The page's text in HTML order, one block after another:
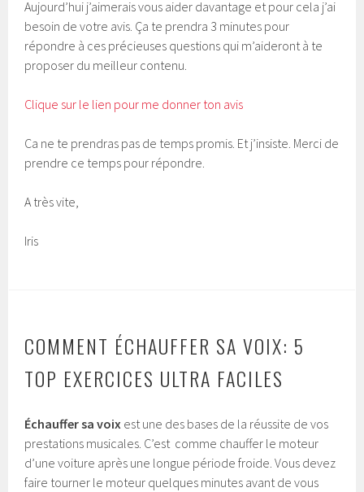
Aujourd’hui j’aimerais vous aider davantage et pour cela j’ai
besoin de votre avis. Ça te prendra 3 minutes pour
répondre à ces précieuses questions qui m’aideront à te
proposer du meilleur contenu.
Clique sur le lien pour me donner ton avis
Ca ne te prendras pas de temps promis. Et j’insiste. Merci de
prendre ce temps pour répondre.
A très vite,
Iris
COMMENT ÉCHAUFFER SA VOIX: 5
TOP EXERCICES ULTRA FACILES
Échauffersa voix est une des bases de la réussite de vos
prestations musicales. C’est comme chauffer le moteur
d’une voiture après une longue période froide. Vous devez
faire tourner le moteur quelques minutes avant de vous